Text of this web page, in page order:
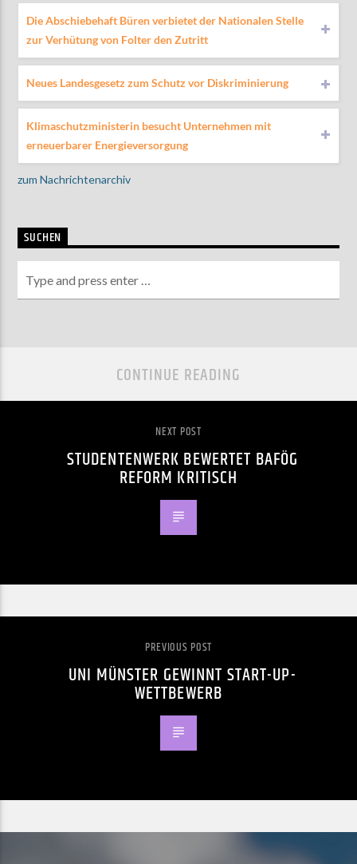
Die Abschiebehaft Büren verbietet der Nationalen Stelle
zur Verhütung von Folter den Zutritt
Neues Landesgesetz zum Schutz vor Diskriminierung
Klimaschutzministerin besucht Unternehmen mit
erneuerbarer Energieversorgung
zum Nachrichtenarchiv
SUCHEN
CONTINUE READING
NEXT POST
STUDENTENWERK BEWERTET BAFÖG
REFORM KRITISCH
PREVIOUS POST
UNI MÜNSTER GEWINNT START-UP-
WETTBEWERB